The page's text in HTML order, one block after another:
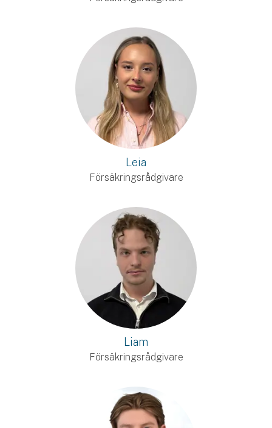
Leia
Försäkringsrådgivare
Liam
Försäkringsrådgivare